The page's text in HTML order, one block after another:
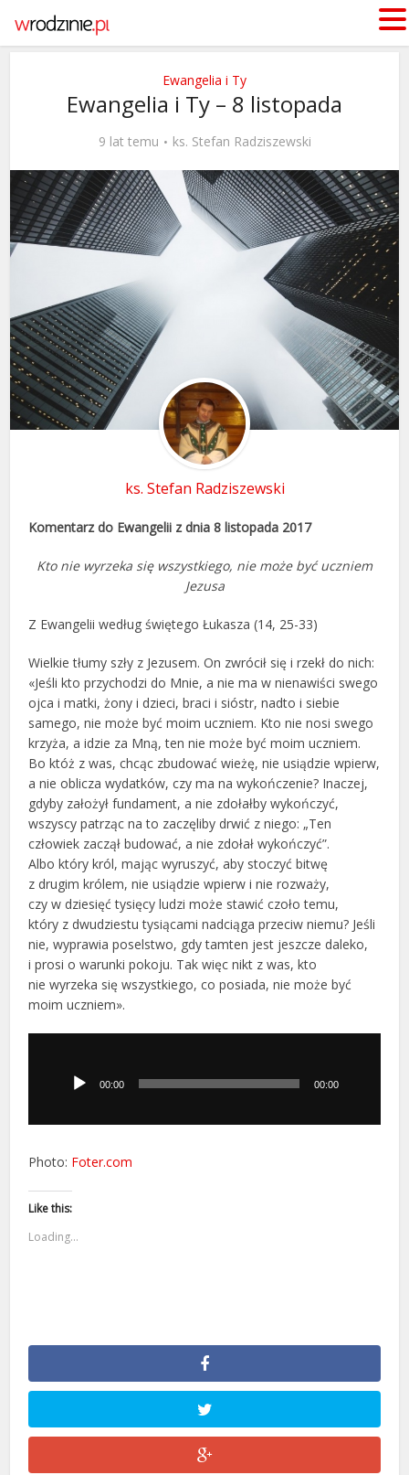
Ewangelia i Ty
Ewangelia i Ty – 8 listopada
9 lat temu ks. Stefan Radziszewski
ks. Stefan Radziszewski
Komentarz do Ewangelii z dnia 8 listopada 2017
Kto nie wyrzeka się wszystkiego, nie może być uczniem
Jezusa
Z Ewangelii według świętego Łukasza (14, 25-33)
Wielkie tłumy szły z Jezusem. On zwrócił się i rzekł do nich:
«Jeśli kto przychodzi do Mnie, a nie ma w nienawiści swego
ojca i matki, żony i dzieci, braci i sióstr, nadto i siebie
samego, nie może być moim uczniem. Kto nie nosi swego
krzyża, a idzie za Mną, ten nie może być moim uczniem.
Bo któż z was, chcąc zbudować wieżę, nie usiądzie wpierw,
a nie oblicza wydatków, czy ma na wykończenie? Inaczej,
gdyby założył fundament, a nie zdołałby wykończyć,
wszyscy patrząc na to zaczęliby drwić z niego: „Ten
człowiek zaczął budować, a nie zdołał wykończyć”.
Albo który król, mając wyruszyć, aby stoczyć bitwę
z drugim królem, nie usiądzie wpierw i nie rozważy,
czy w dziesięć tysięcy ludzi może stawić czoło temu,
który z dwudziestu tysiącami nadciąga przeciw niemu? Jeśli
nie, wyprawia poselstwo, gdy tamten jest jeszcze daleko,
i prosi o warunki pokoju. Tak więc nikt z was, kto
nie wyrzeka się wszystkiego, co posiada, nie może być
moim uczniem».
dźwiękowych00:00 00:00
Photo: Foter.com
Like this:
Loading...